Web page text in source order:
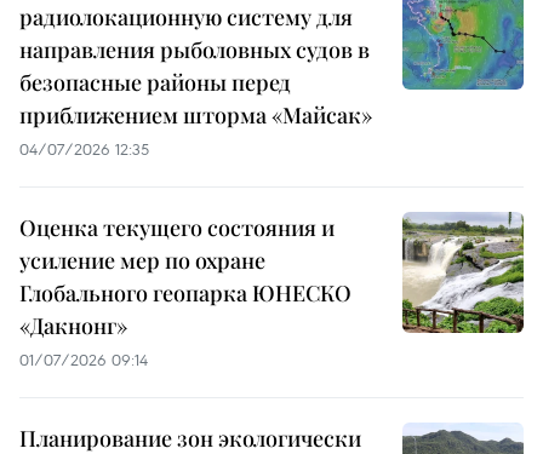
радиолокационную систему для
направления рыболовных судов в
безопасные районы перед
приближением шторма «Майсак»
04/07/2026 12:35
Оценка текущего состояния и
усиление мер по охране
Глобального геопарка ЮНЕСКО
«Дакнонг»
01/07/2026 09:14
Планирование зон экологически